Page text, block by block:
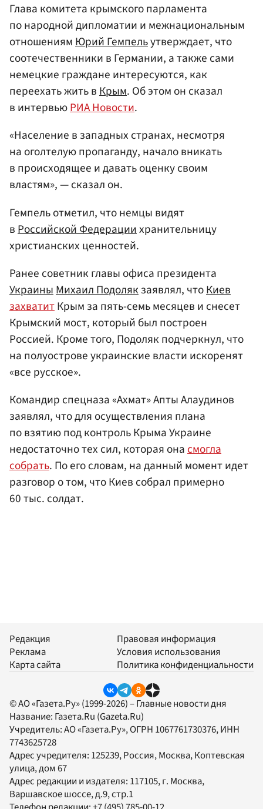
Глава комитета крымского парламента
по народной дипломатии и межнациональным
отношениямЮрий Гемпельутверждает, что
соотечественники в Германии, а также сами
немецкие граждане интересуются, как
переехать жить вКрым. Об этом он сказал
в интервьюРИА Новости.
«Население в западных странах, несмотря
на оголтелую пропаганду, начало вникать
в происходящее и давать оценку своим
властям», — сказал он.
Гемпель отметил, что немцы видят
в Российской Федерациихранительницу
христианских ценностей.
Ранее советник главы офиса президента
УкраиныМихаил Подолякзаявлял, чтоКиев
захватитКрым за пять-семь месяцев и снесет
Крымский мост, который был построен
Россией. Кроме того, Подоляк подчеркнул, что
на полуострове украинские власти искоренят
«все русское».
Командир спецназа «Ахмат» Апты Алаудинов
заявлял, что для осуществления плана
по взятию под контроль Крыма Украине
недостаточно тех сил, которая онасмогла
собрать. По его словам, на данный момент идет
разговор о том, что Киев собрал примерно
60 тыс. солдат.
Редакция
Реклама
Карта сайта
Правовая информация
Условия использования
Политика конфиденциальности
© АО «Газета.Ру» (1999-2026) – Главные новости дня
Название: Газета.Ru (Gazeta.Ru)
Учредитель:АО «Газета.Ру», ОГРН 1067761730376, ИНН
7743625728
Адрес учредителя: 125239, Россия, Москва, Коптевская
улица, дом 67
Адрес редакции и издателя: 117105, г. Москва,
Варшавское шоссе, д.9, стр.1